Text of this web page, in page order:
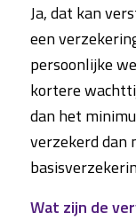
Ja, dat kan
een
persoonlijke
kortere
dan het
verzekerd dan
Wat zijn de